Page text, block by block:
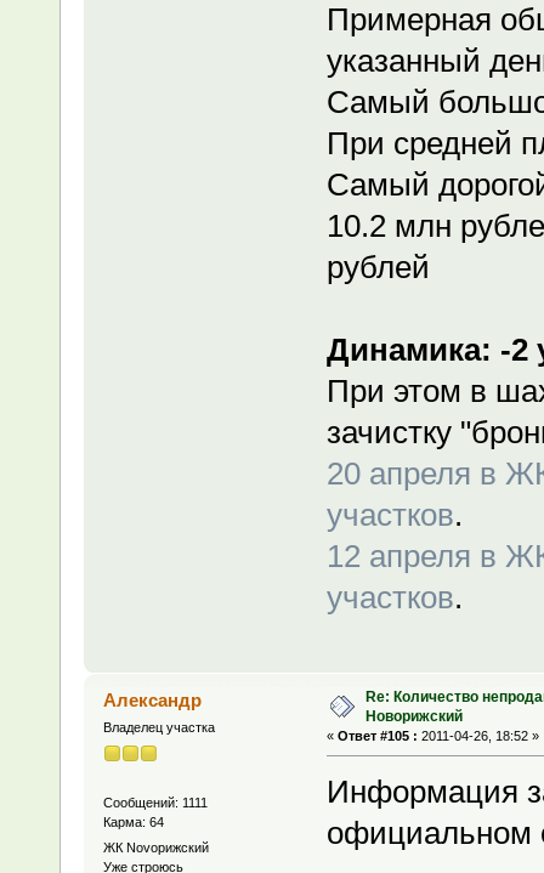
Примерная
указанный
Самый
При средней
Самый
10.2 млн
рублей
Динамика: -2
При этом в
зачистку
20 апреля в
участков.
12 апреля в
участков.
Александр
Владелец участка
Сообщений: 1111
Карма: 64
ЖК Novoрижский
Уже строюсь
Re: Количество
Новорижский
« Ответ #105 : 2011-04-26, 18:52 »
Информация
официальном